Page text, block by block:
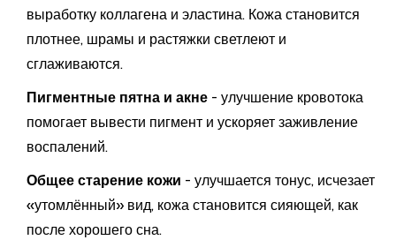
выработку коллагена и эластина. Кожа становится
плотнее, шрамы и растяжки светлеют и
сглаживаются.
Пигментные пятна и акне - улучшение кровотока
помогает вывести пигмент и ускоряет заживление
воспалений.
Общее старение кожи - улучшается тонус, исчезает
«утомлённый» вид, кожа становится сияющей, как
после хорошего сна.